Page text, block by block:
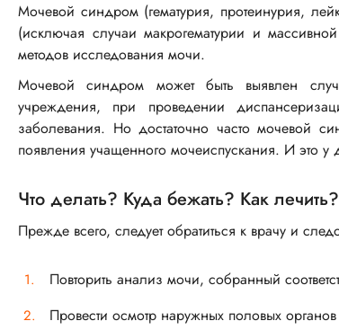
Мочевой синдром (гематурия, протеинурия,
(исключая случаи макрогематурии и
методов исследования мочи.
Мочевой синдром может быть выявлен
учреждения, при проведении
заболевания. Но достаточно часто мочевой
появления учащенного мочеиспускания. И это у
Что делать? Куда бежать? Как лечить?
Прежде всего, следует обратиться к врачу и
Повторить анализ мочи, собранный
Провести осмотр наружных половых